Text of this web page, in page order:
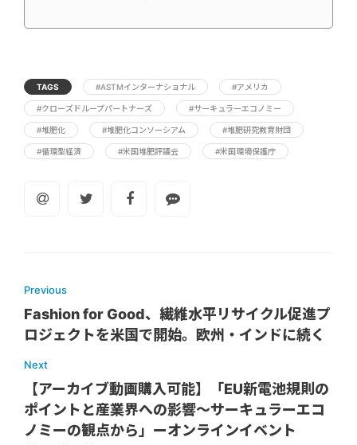
TAGS #ASTMインターナショナル #アメリカ
#クローズドループパートナーズ #サーキュラーエコノミー
#堆肥化 #堆肥化コンソーシアム #堆肥研究教育財団
#循環型経済 #米国堆肥評議会 #米国環境保護庁
Previous
Fashion for Good、繊維水平リサイクル促進プ
ロジェクトを米国で開始。欧州・インドに続く
Next
【アーカイブ動画購入可能】「EU新電池規則の
ポイントと産業界への影響～サーキュラーエコ
ノミーの観点から」ーオンラインイベント